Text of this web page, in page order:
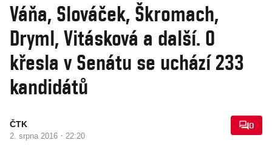
Váňa, Slováček, Škromach,
Dryml, Vitásková a další. O
křesla v Senátu se uchází 233
kandidátů
ČTK
2. srpna 2016 · 22:20
0